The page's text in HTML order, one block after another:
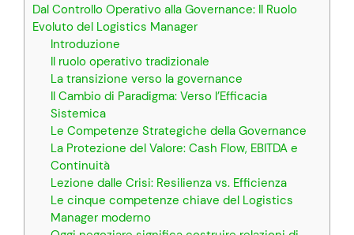
Dal Controllo Operativo alla Governance: Il Ruolo
Evoluto del Logistics Manager
Introduzione
Il ruolo operativo tradizionale
La transizione verso la governance
Il Cambio di Paradigma: Verso l’Efficacia
Sistemica
Le Competenze Strategiche della Governance
La Protezione del Valore: Cash Flow, EBITDA e
Continuità
Lezione dalle Crisi: Resilienza vs. Efficienza
Le cinque competenze chiave del Logistics
Manager moderno